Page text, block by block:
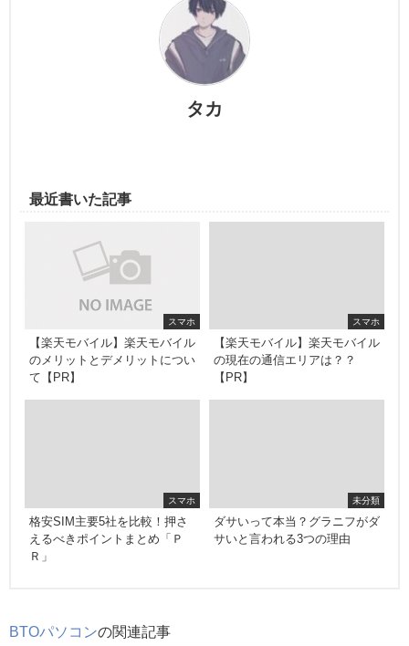
タカ
最近書いた記事
スマホ
【楽天モバイル】楽天モバイル
のメリットとデメリットについ
て【PR】
スマホ
【楽天モバイル】楽天モバイル
の現在の通信エリアは？？
【PR】
スマホ
格安SIM主要5社を比較！押さ
えるべきポイントまとめ「Ｐ
Ｒ」
未分類
ダサいって本当？グラニフがダ
サいと言われる3つの理由
BTOパソコンの関連記事